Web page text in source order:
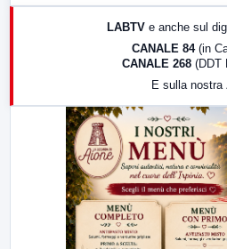
17:00
LABTV e anche sul
CANALE 84 (in
CANALE 268 (DDT
E sulla nostra